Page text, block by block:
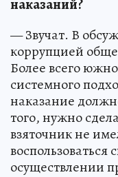
наказаний?
— Звучат. В
коррупцией
Более всего
системного
наказание
того, нужно
взяточник не
осуществлении